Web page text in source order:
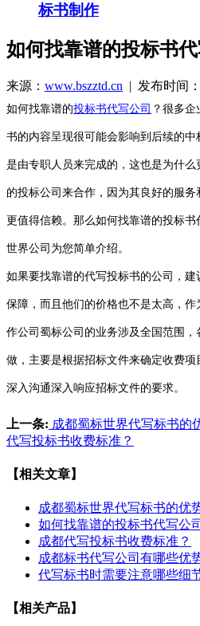
标书制作
如何找靠谱的投标书代
来源： www.bszztd.cn | 发布时间
如何找靠谱的投标书代写公司 ？很多
书的内容呈现很可能会影响到后续的
是由专职人员来完成的，这也是为什
的投标公司来合作，因为其良好的服
更值得信赖。那么如何找靠谱的投标
世界公司为您简单介绍。
如果要找靠谱的代写投标书的公司，
保障，而且他们的价格也不是太高，作
作公司蜀标公司的业务涉及全国范围
做，主要是根据招标文件来确定收费
深入沟通深入响应招标文件的要求。
上一条: 成都蜀标世界代写标书的
代写投标书收费标准？
【相关文章】
成都蜀标世界代写标书的优
如何找靠谱的投标书代写公司
成都代写投标书收费标准？
成都标书代写公司有哪些优
代写标书时需要注意哪些细
【相关产品】